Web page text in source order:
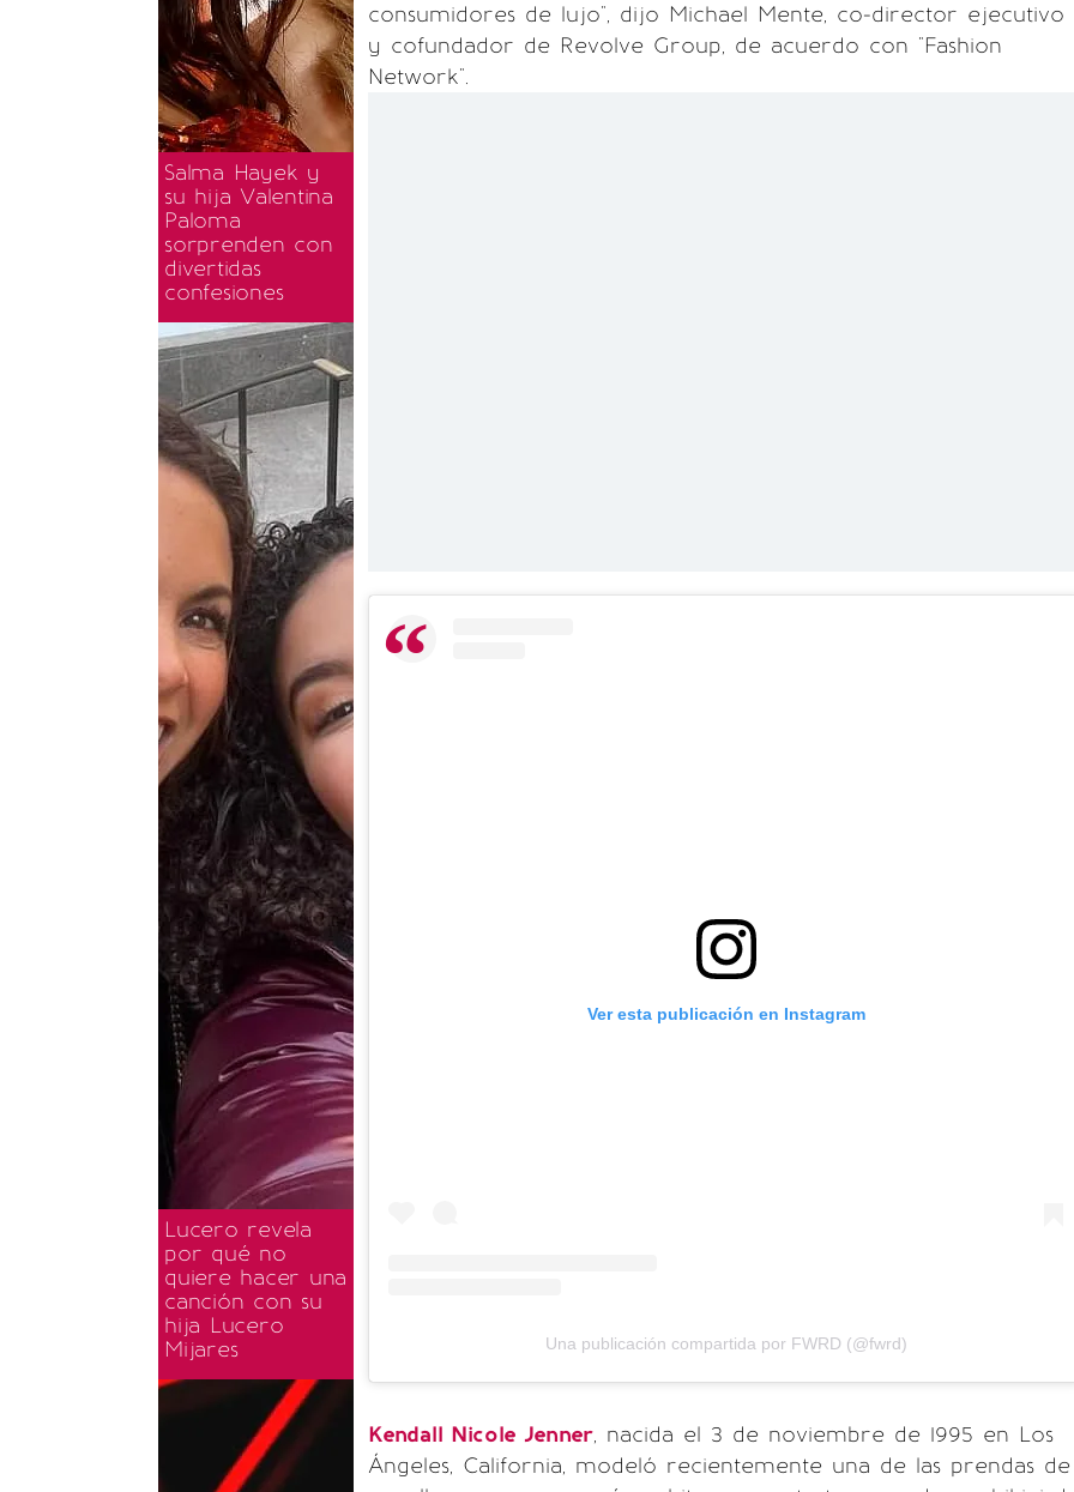
Salma Hayek y
su hija Valentina
Paloma
sorprenden con
divertidas
confesiones
Lucero revela
por qué no
quiere hacer una
canción con su
hija Lucero
Mijares
consumidores de lujo", dijo Michael Mente, co-director ejecutivo
y cofundador de Revolve Group, de acuerdo con "Fashion
Network".
Ver esta publicación en Instagram
Una publicación compartida por FWRD (@fwrd)
Kendall Nicole Jenner, nacida el 3 de noviembre de 1995 en Los
Ángeles, California, modeló recientemente una de las prendas de